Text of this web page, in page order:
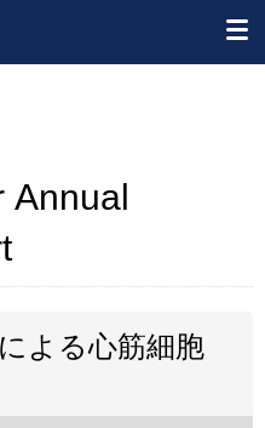
Annual
よる心筋細胞